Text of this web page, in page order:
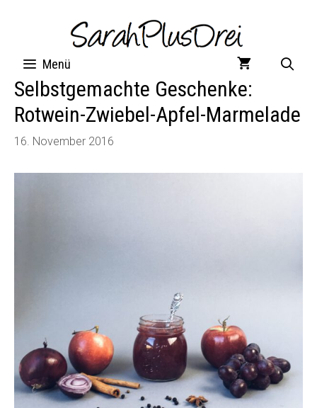
Menü
Selbstgemachte Geschenke:
Rotwein-Zwiebel-Apfel-Marmelade
16. November 2016